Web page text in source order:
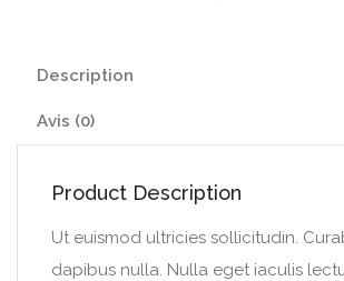
Description
Avis (0)
Product Description
Ut euismod ultricies sollicitudin.
dapibus nulla. Nulla eget iaculis